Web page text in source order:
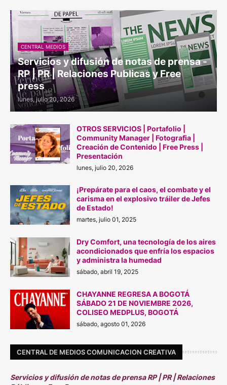
CENTRAL MEDIOS
Servicios y difusión de notas de prensa -
RP | PR | Relaciones Publicas y Free
press
lunes, julio 20, 2026
OTROS SERVICIOS | Portafolio |
Community Manager | Fotografia |
Creación de Contenido | Free Press |
Presentación
lunes, julio 20, 2026
¡Prepárate para el caos, el combate y el
carisma en el explosivo tráiler de Jefes
de Estado!
martes, julio 01, 2025
Dry Comfort, una tecnología de los aires
acondicionados que enfría los espacios
y administra la humedad
sábado, abril 19, 2025
CHAYANNE REGRESA A BOGOTÁ
SÁBADO 21 DE N0VIEMBRE 2026,
COLISEO MEDPLUS, BOGOTÁ
sábado, agosto 01, 2026
CENTRAL DE MEDIOS COMUNICACION CREATIVA
Servicios y difusión de notas de prensa RP | PR | Relaciones